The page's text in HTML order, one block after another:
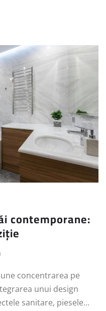
contemporane:
concentrarea pe
unui design
sanitare, piesele…